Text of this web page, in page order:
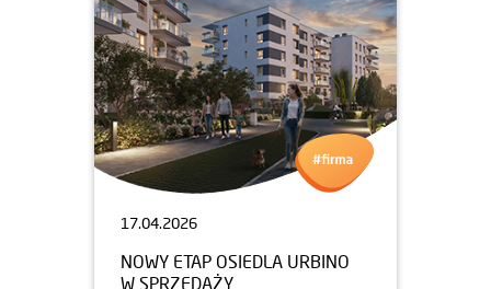
17.04.2026
NOWY ETAP OSIEDLA URBINO
W SPRZEDAŻY